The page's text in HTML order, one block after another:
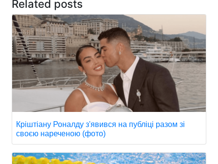
Related posts
Кріштіану Роналду з'явився на публіці разом зі
своєю нареченою (фото)